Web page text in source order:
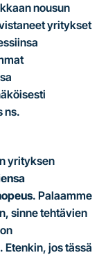
nousun
yritykset
ns.
yrityksen
. Palaamme
sinne tehtävien
jos tässä